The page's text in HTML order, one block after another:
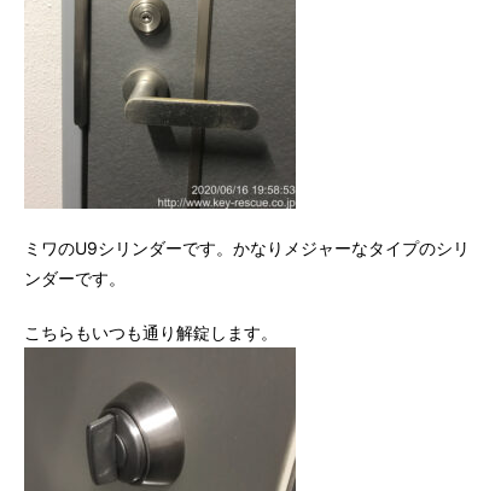
ミワのU9シリンダーです。かなりメジャーなタイプのシリ
ンダーです。
こちらもいつも通り解錠します。